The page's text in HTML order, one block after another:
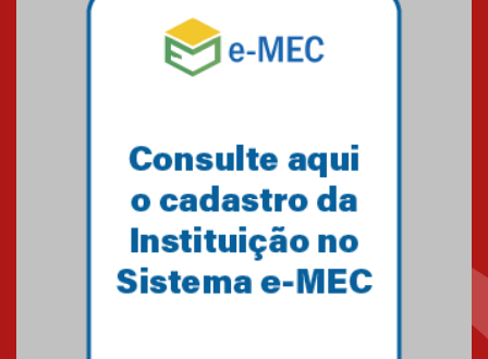
Mackenzie mobiliza campanha
solidária para apoiar famílias em
Minas Gerais
Primeiro culto do ano ressalta o
27.02.2026